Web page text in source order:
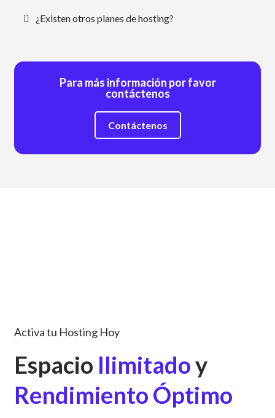
¿Existen otros planes de hosting?
Para más información por favor
contáctenos
Contáctenos
Activa tu Hosting Hoy
Espacio Ilimitadoy
Rendimiento Óptimo